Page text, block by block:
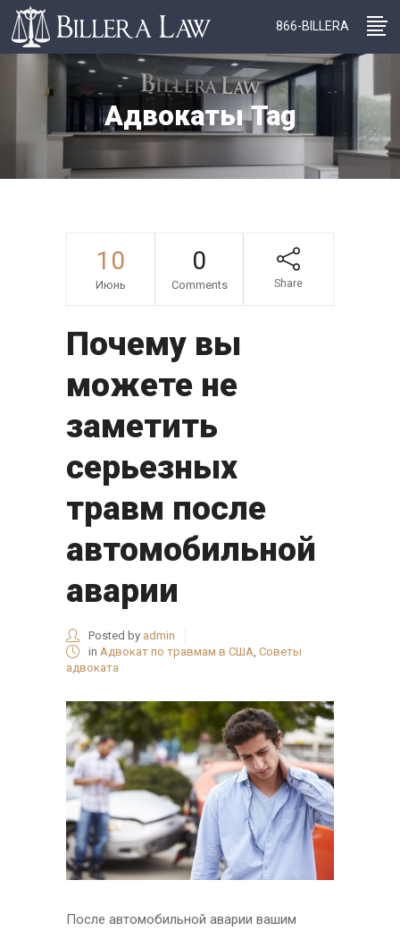
866-BILLERA
Адвокаты Tag
10
Июнь
0
Comments Share
Почему вы
можете не
заметить
серьезных
травм после
автомобильной
аварии
Posted by admin
in Адвокат по травмам в США, Советы
адвоката
После автомобильной аварии вашим